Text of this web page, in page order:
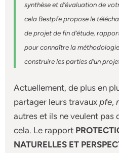
synthèse et d’évaluation de
cela Bestpfepropose le
de projet de fin d’étude,
pour connaître la
construire les parties d’un
Actuellement, de plus en
partager leurs travauxpfe,
autres et ils ne veulent pas
cela. Le rapport
NATURELLES ET